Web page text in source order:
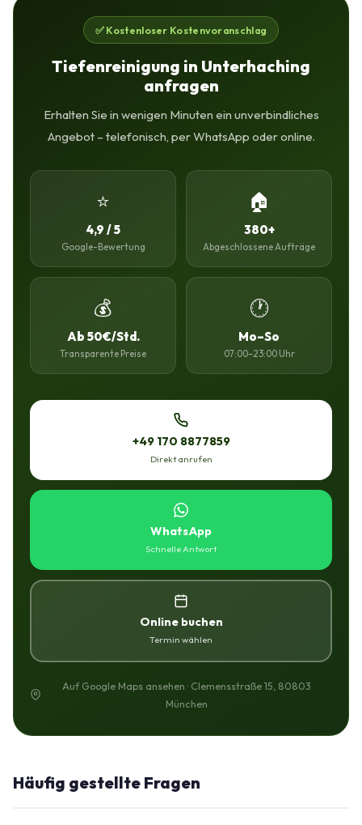
✅ Kostenloser Kostenvoranschlag
Tiefenreinigung in Unterhaching
anfragen
Erhalten Sie in wenigen Minuten ein unverbindliches
Angebot – telefonisch, per WhatsApp oder online.
⭐
4,9 / 5
Google-Bewertung
🏠
380+
Abgeschlossene Aufträge
💰
Ab 50€/Std.
Transparente Preise
🕐
Mo–So
07:00–23:00 Uhr
+49 170 8877859
Direkt anrufen
WhatsApp
Schnelle Antwort
Online buchen
Termin wählen
Auf Google Maps ansehen · Clemensstraße 15, 80803
München
Häufig gestellte Fragen